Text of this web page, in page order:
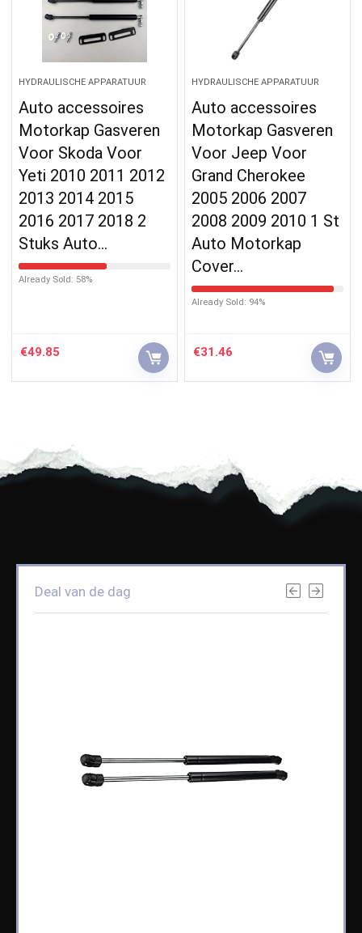
HYDRAULISCHE APPARATUUR
Auto accessoires
Motorkap Gasveren
Voor Skoda Voor
Yeti 2010 2011 2012
2013 2014 2015
2016 2017 2018 2
Stuks Auto…
Already Sold: 58%
€49.85
HYDRAULISCHE APPARATUUR
Auto accessoires
Motorkap Gasveren
Voor Jeep Voor
Grand Cherokee
2005 2006 2007
2008 2009 2010 1 St
Auto Motorkap
Cover…
Already Sold: 94%
€31.46
Deal van de dag